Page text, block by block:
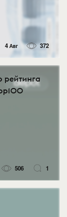
4 Авг 372
рейтинга
506 1